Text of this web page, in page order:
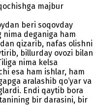
majbur
beri soqovday
nima deganiga ham
qizarib, nafas olishni
billurday ovozi bilan
nima kelsa
esa ham ishlar, ham
aralashib qo‘yar va
Endi qaytib bora
bir darasini, bir